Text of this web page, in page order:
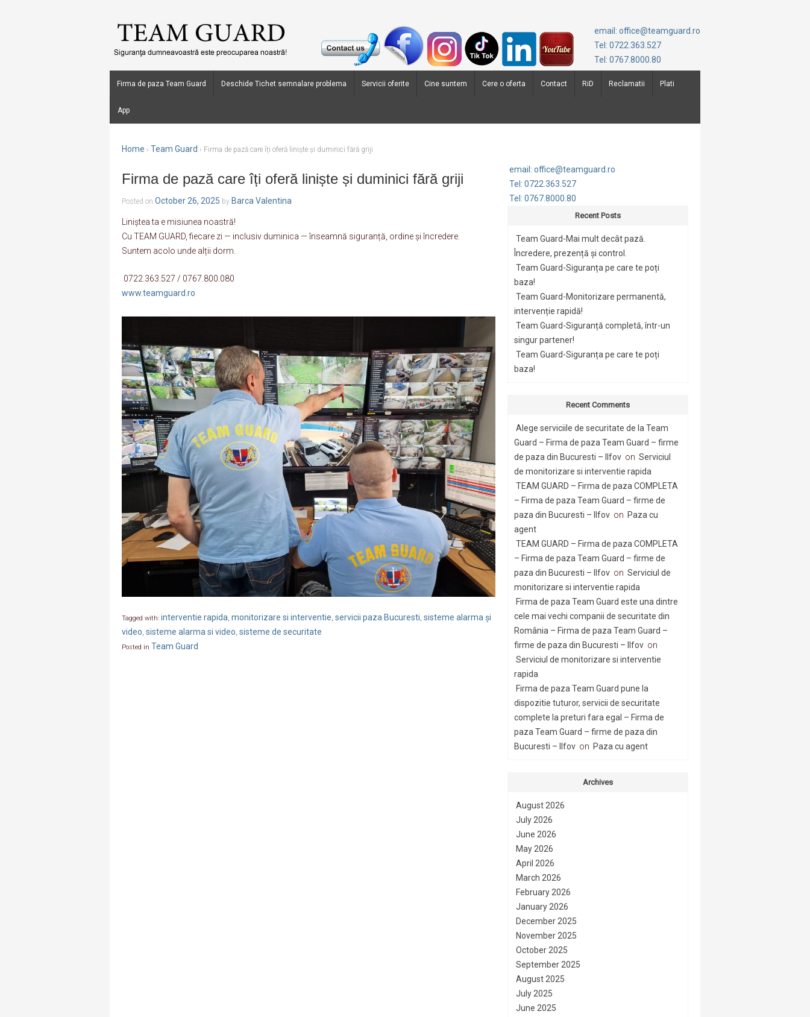
email: office@teamguard.ro
Tel: 0722.363.527
Tel: 0767.8000.80
Firma de paza Team Guard Deschide Tichet semnalare problema Servicii oferite Cine suntem Cere o oferta Contact RiD Reclamatii Plati
App
Home › Team Guard › Firma de pază care îți oferă liniște și duminici fără griji
Firma de pază care îți oferă liniște și duminici fără griji
Posted on October 26, 2025 by Barca Valentina
Liniștea ta e misiunea noastră!
Cu TEAM GUARD, fiecare zi — inclusiv duminica — înseamnă siguranță, ordine și încredere.
Suntem acolo unde alții dorm.
0722.363.527 / 0767.800.080
www.teamguard.ro
Tagged with: interventie rapida, monitorizare si interventie, servicii paza Bucuresti, sisteme alarma și
video, sisteme alarma si video, sisteme de securitate
Posted in Team Guard
email: office@teamguard.ro
Tel: 0722.363.527
Tel: 0767.8000.80
Recent Posts
Team Guard-Mai mult decât pază.
Încredere, prezență și control.
Team Guard-Siguranța pe care te poți
baza!
Team Guard-Monitorizare permanentă,
intervenție rapidă!
Team Guard-Siguranță completă, într-un
singur partener!
Team Guard-Siguranța pe care te poți
baza!
Recent Comments
Alege serviciile de securitate de la Team
Guard – Firma de paza Team Guard – firme
de paza din Bucuresti – Ilfov on Serviciul
de monitorizare si interventie rapida
TEAM GUARD – Firma de paza COMPLETA
– Firma de paza Team Guard – firme de
paza din Bucuresti – Ilfov on Paza cu
agent
TEAM GUARD – Firma de paza COMPLETA
– Firma de paza Team Guard – firme de
paza din Bucuresti – Ilfov on Serviciul de
monitorizare si interventie rapida
Firma de paza Team Guard este una dintre
cele mai vechi companii de securitate din
România – Firma de paza Team Guard –
firme de paza din Bucuresti – Ilfov on
Serviciul de monitorizare si interventie
rapida
Firma de paza Team Guard pune la
dispozitie tuturor, servicii de securitate
complete la preturi fara egal – Firma de
paza Team Guard – firme de paza din
Bucuresti – Ilfov on Paza cu agent
Archives
August 2026
July 2026
June 2026
May 2026
April 2026
March 2026
February 2026
January 2026
December 2025
November 2025
October 2025
September 2025
August 2025
July 2025
June 2025